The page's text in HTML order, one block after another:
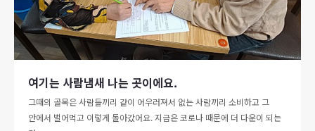
여기는 사람냄새 나는 곳이에요.
그때의 골목은 사람들끼리 같이 어우러져서 없는 사람끼리 소비하고 그
안에서 벌어먹고 이렇게 돌아갔어요. 지금은 코로나 때문에 더 다운이 되는